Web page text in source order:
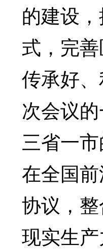
的建设
式，完
传承好
次会议
三省一
在全国
协议，
现实生